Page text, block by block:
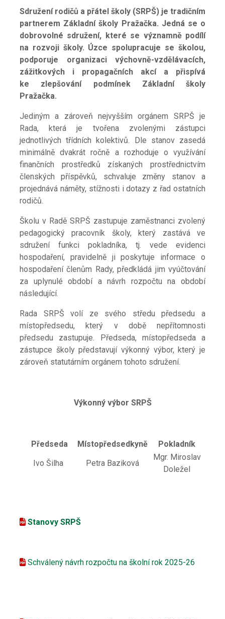
Sdružení rodičů a přátel školy (SRPŠ) je tradičním
partnerem Základní školy Pražačka. Jedná se o
dobrovolné sdružení, které se významně podílí
na rozvoji školy. Úzce spolupracuje se školou,
podporuje organizaci výchovně-vzdělávacích,
zážitkových i propagačních akcí a přispívá
ke zlepšování podmínek Základní školy
Pražačka.
Jediným a zároveň nejvyšším orgánem SRPŠ je
Rada, která je tvořena zvolenými zástupci
jednotlivých třídních kolektivů. Dle stanov zasedá
minimálně dvakrát ročně a rozhoduje o využívání
finančních prostředků získaných prostřednictvím
členských příspěvků, schvaluje změny stanov a
projednává náměty, stížnosti i dotazy z řad ostatních
rodičů.
Školu v Radě SRPŠ zastupuje zaměstnanci zvolený
pedagogický pracovník školy, který zastává ve
sdružení funkci pokladníka, tj. vede evidenci
hospodaření, pravidelně ji poskytuje informace o
hospodaření členům Rady, předkládá jim vyúčtování
za uplynulé období a návrh rozpočtu na období
následující.
Rada SRPŠ volí ze svého středu předsedu a
místopředsedu, který v době nepřítomnosti
předsedu zastupuje. Předseda, místopředseda a
zástupce školy představují výkonný výbor, který je
zároveň statutárním orgánem tohoto sdružení.
Výkonný výbor SRPŠ
Předseda Místopředsedkyně
Pokladník
Ivo Šilha
Petra Baziková
Mgr. Miroslav
Doležel
Stanovy SRPŠ
Schválený návrh rozpočtu na školní rok 2025-26